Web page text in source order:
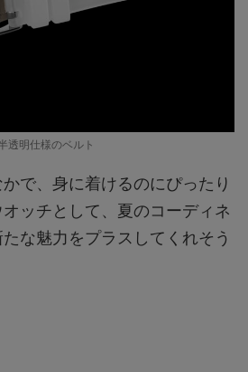
透明仕様のベルト
で、身に着けるのにぴったり
ッチとして、夏のコーディネ
な魅力をプラスしてくれそう